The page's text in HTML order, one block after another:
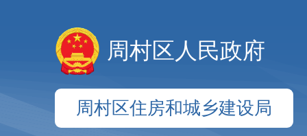
周村区人民政府
周村区住房和城乡建设局